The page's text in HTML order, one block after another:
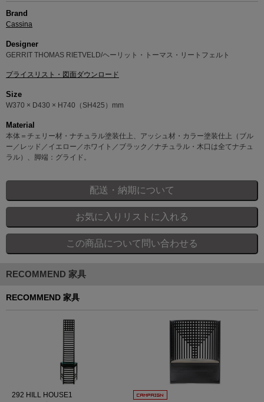
Brand
Cassina
Designer
GERRIT THOMAS RIETVELD/ヘーリット・トーマス・リートフェルト
プライスリスト・図面ダウンロード
Size
W370 × D430 × H740（SH425）mm
Material
本体＝チェリー材・ナチュラル塗装仕上、アッシュ材・カラー塗装仕上（ブル
ー／レッド／イエロー／ホワイト／ブラック／ナチュラル・木口は全てナチュ
ラル）、脚端：グライド。
RECOMMEND 家具
RECOMMEND 家具
292 HILL HOUSE1